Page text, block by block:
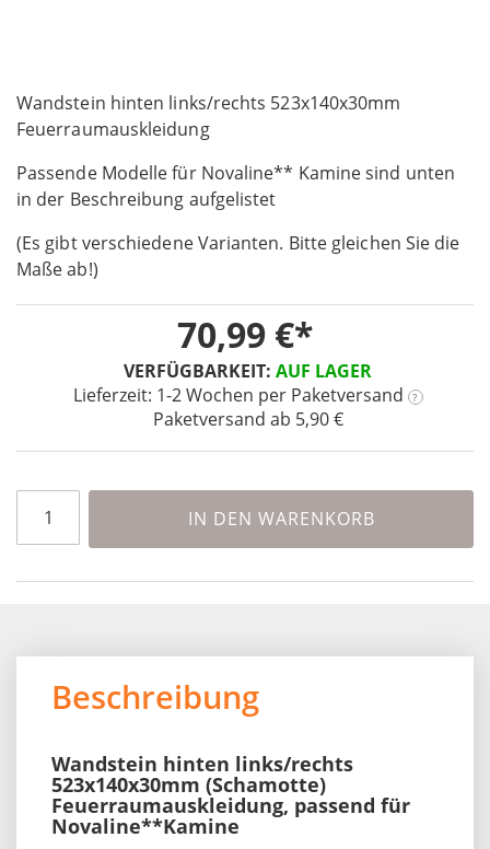
Wandstein hinten links/rechts 523x140x30mm
Feuerraumauskleidung
Passende Modelle für Novaline** Kamine sind unten
in der Beschreibung aufgelistet
(Es gibt verschiedene Varianten. Bitte gleichen Sie die
Maße ab!)
VERFÜGBARKEIT: AUF LAGER
Lieferzeit: 1-2 Wochen per Paketversand ?
Paketversand ab 5,90 €
70,99 €
IN DEN WARENKORB
gallery
to
the
of
the
gallery
Beschreibung
Wandstein hinten links/rechts
523x140x30mm (Schamotte)
Feuerraumauskleidung, passend für
Novaline**Kamine